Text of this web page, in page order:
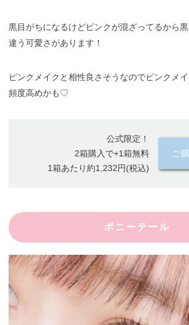
黒目がちになるけどピンクが混ざってるから
違う可愛さがあります！
ピンクメイクと相性良さそうなのでピンクメ
頻度高めかも♡
公式限定！
2箱購入で+1箱無料
1箱あたり約1,232円(税込)
ご
ポニーテール